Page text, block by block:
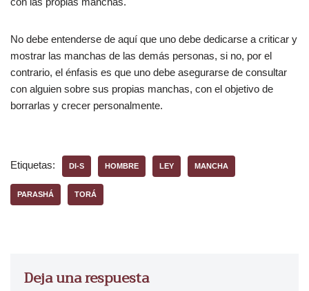
No debe entenderse de aquí que uno debe dedicarse a criticar y
mostrar las manchas de las demás personas, si no, por el
contrario, el énfasis es que uno debe asegurarse de consultar
con alguien sobre sus propias manchas, con el objetivo de
borrarlas y crecer personalmente.
Etiquetas: DI-S HOMBRE LEY MANCHA
PARASHÁ TORÁ
Deja una respuesta